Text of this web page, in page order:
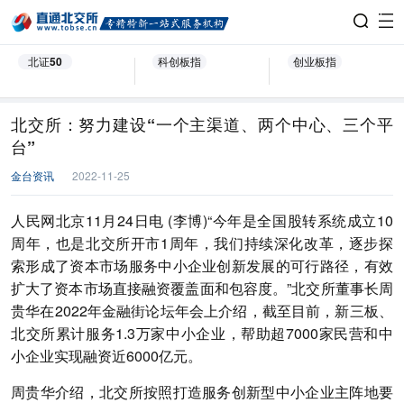
北证50 科创板指 创业板指
北交所：努力建设“一个主渠道、两个中心、三个平
台”
金台资讯 2022-11-25
人民网北京11月24日电 (李博)“今年是全国股转系统成立10
周年，也是北交所开市1周年，我们持续深化改革，逐步探
索形成了资本市场服务中小企业创新发展的可行路径，有效
扩大了资本市场直接融资覆盖面和包容度。”北交所董事长周
贵华在2022年金融街论坛年会上介绍，截至目前，新三板、
北交所累计服务1.3万家中小企业，帮助超7000家民营和中
小企业实现融资近6000亿元。
周贵华介绍，北交所按照打造服务创新型中小企业主阵地要